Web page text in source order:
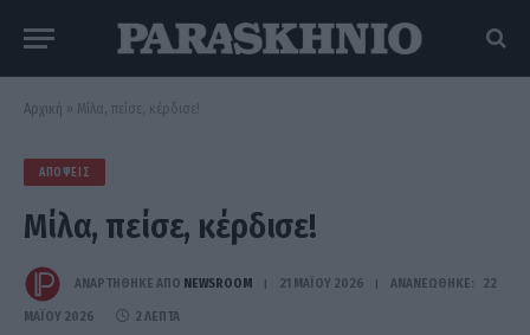
Αρχική » Μίλα, πείσε, κέρδισε!
ΑΠΌΨΕΙΣ
Μίλα, πείσε, κέρδισε!
ΑΝΑΡΤΗΘΗΚΕ ΑΠΟ NEWSROOM 21 ΜΑΪ́ΟΥ 2026 ΑΝΑΝΕΏΘΗΚΕ: 22
ΜΑΪ́ΟΥ 2026 2 ΛΕΠΤΆ